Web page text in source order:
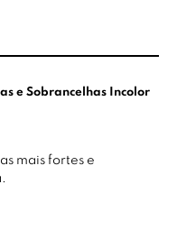
e Sobrancelhas Incolor
mais fortes e